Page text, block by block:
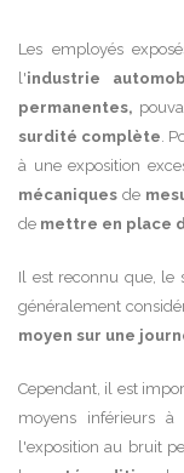
Les employés
l'industrie
permanentes,
surdité complète.
à une exposition
mécaniques de
de mettre en place
Il est reconnu que, le
généralement
moyen sur une
Cependant, il est
moyens inférieurs à
l'exposition au bruit